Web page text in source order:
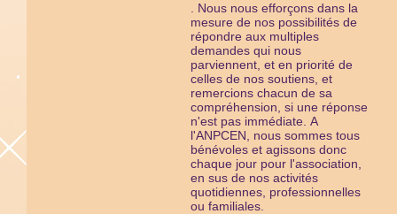
Nous nous efforçons dans la
mesure de nos possibilités de
répondre aux multiples
demandes qui nous
parviennent, et en priorité de
celles de nos soutiens, et
remercions chacun de sa
compréhension, si une réponse
n'est pas immédiate. A
l'ANPCEN, nous sommes tous
bénévoles et agissons donc
chaque jour pour l'association,
en sus de nos activités
quotidiennes, professionnelles
ou familiales.